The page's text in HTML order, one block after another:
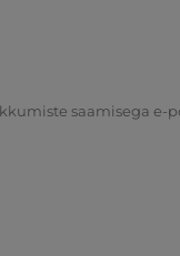
saamisega e-